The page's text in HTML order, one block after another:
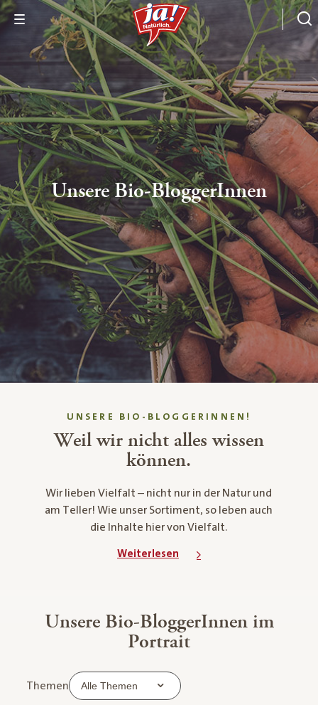
Unsere Bio-BloggerInnen
UNSERE BIO-BLOGGERINNEN!
Weil wir nicht alles wissen
können.
Wir lieben Vielfalt – nicht nur in der Natur und
am Teller! Wie unser Sortiment, so leben auch
die Inhalte hier von Vielfalt.
Weiterlesen
Unsere Bio-BloggerInnen im
Portrait
Themen